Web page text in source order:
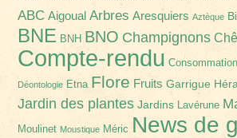
ABC Aigoual Arbres Aresquiers Aztèque
BNE BNH BNO Champignons
Compte-rendu Consommation
Déontologie Etna Flore Fruits Garrigue
Jardin des plantes Jardins Lavérune
Moulinet Moustique Méric News de